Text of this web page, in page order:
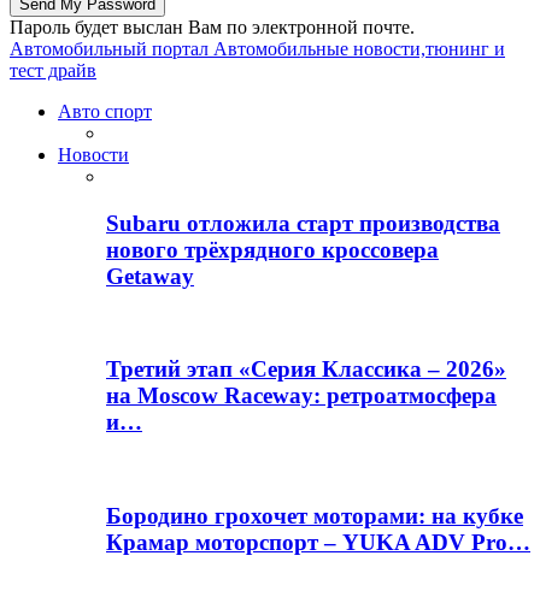
Пароль будет выслан Вам по электронной почте.
Автомобильный портал Автомобильные новости,тюнинг и
тест драйв
Авто спорт
Новости
Subaru отложила старт производства
нового трёхрядного кроссовера
Getaway
Третий этап «Серия Классика – 2026»
на Moscow Raceway: ретроатмосфера
и…
Бородино грохочет моторами: на кубке
Крамар моторспорт – YUKA ADV Pro…